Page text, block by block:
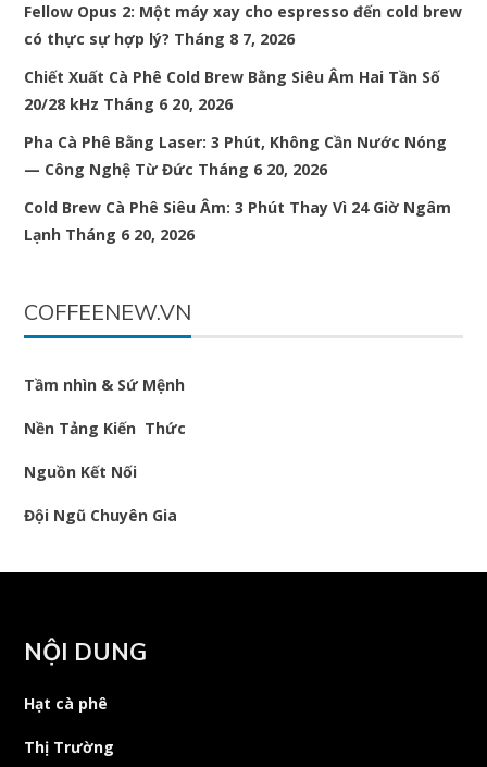
Fellow Opus 2: Một máy xay cho espresso đến cold brew
có thực sự hợp lý? Tháng 8 7, 2026
Chiết Xuất Cà Phê Cold Brew Bằng Siêu Âm Hai Tần Số
20/28 kHz Tháng 6 20, 2026
Pha Cà Phê Bằng Laser: 3 Phút, Không Cần Nước Nóng
— Công Nghệ Từ Đức Tháng 6 20, 2026
Cold Brew Cà Phê Siêu Âm: 3 Phút Thay Vì 24 Giờ Ngâm
Lạnh Tháng 6 20, 2026
COFFEENEW.VN
Tầm nhìn & Sứ Mệnh
Nền Tảng Kiến Thức
Nguồn Kết Nối
Đội Ngũ Chuyên Gia
NỘI DUNG
Hạt cà phê
Thị Trường